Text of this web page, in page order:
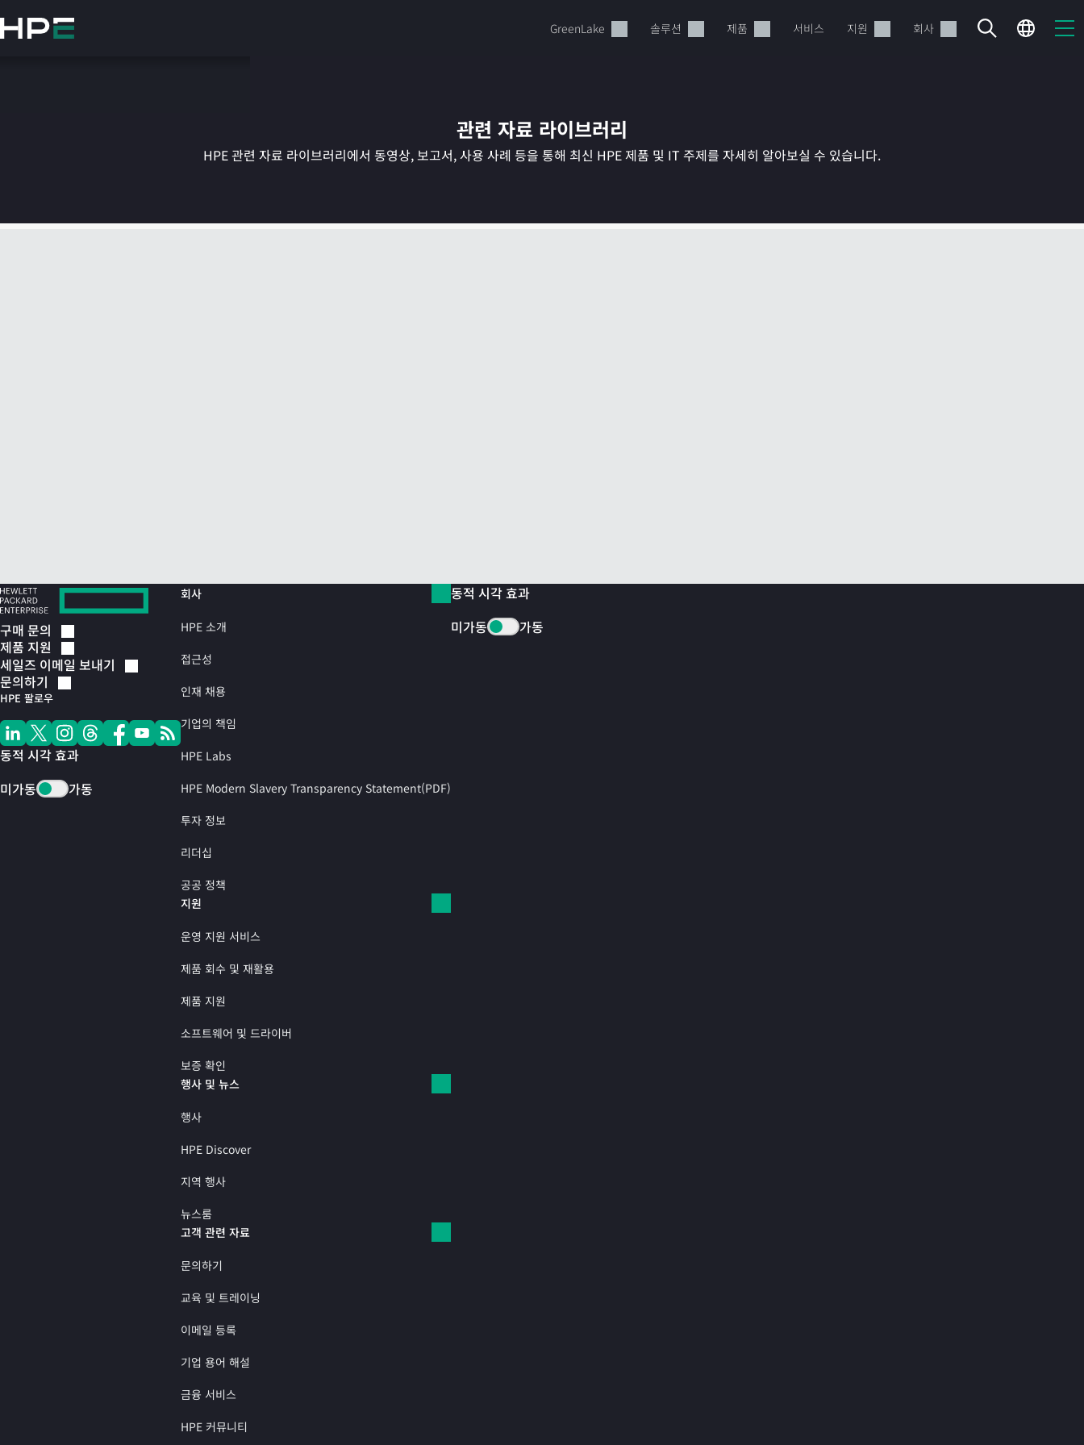
요
GreenLake 솔루션 제품 서비스 지원 회사
현재 장바구니가 비어있습니다
관련 자료 라이브러리
HPE 관련 자료 라이브러리에서 동영상, 보고서, 사용 사례 등을 통해 최신 HPE 제품 및 IT 주제를 자세히 알아보실 수 있습니다.
구매 문의
제품 지원
세일즈 이메일 보내기
문의하기
HPE 팔로우
동적 시각 효과
미가동
가동
회사
HPE 소개
접근성
인재 채용
기업의 책임
HPE Labs
HPE Modern Slavery Transparency Statement(PDF)
투자 정보
리더십
공공 정책
지원
운영 지원 서비스
제품 회수 및 재활용
제품 지원
소프트웨어 및 드라이버
보증 확인
행사 및 뉴스
행사
HPE Discover
지역 행사
뉴스룸
고객 관련 자료
문의하기
교육 및 트레이닝
이메일 등록
기업 용어 해설
금융 서비스
HPE 커뮤니티
동적 시각 효과
미가동
가동